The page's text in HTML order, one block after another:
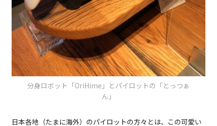
分身ロボット「OriHime」とパイロットの「とっつぁ
ん」
日本各地（たまに海外）のパイロットの方々とは、この可愛い